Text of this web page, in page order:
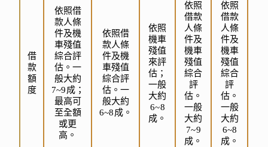
借
款
額
度
依照借
款人條
件及機
車殘值
綜合評
估。一
般大約
7~9成；
最高可
至全額
或更
高。
依照借
款人條
件及機
車殘值
綜合評
估。一
般大約
6~8成。
依照
機車
殘值
來評
估；
一般
大約
6~8
成。
依照
借款
人條
件及
機車
殘值
綜合
評
估。
一般
大約
7~9
成。
依照
借款
人條
件及
機車
殘值
綜合
評
估。
一般
大約
6~8
成。